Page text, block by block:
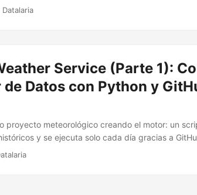
¡Dale vida a tus datos!
Datalaria
Service (Parte 1):
Datos con Python y
proyecto meteorológico creando el motor: un
y se ejecuta solo cada día gracias a